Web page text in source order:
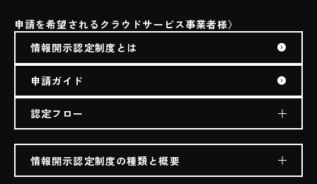
申請を希望されるクラウドサービス事業者様
情報開示認定制度とは
申請ガイド
認定フロー
情報開示認定制度の種類と概要